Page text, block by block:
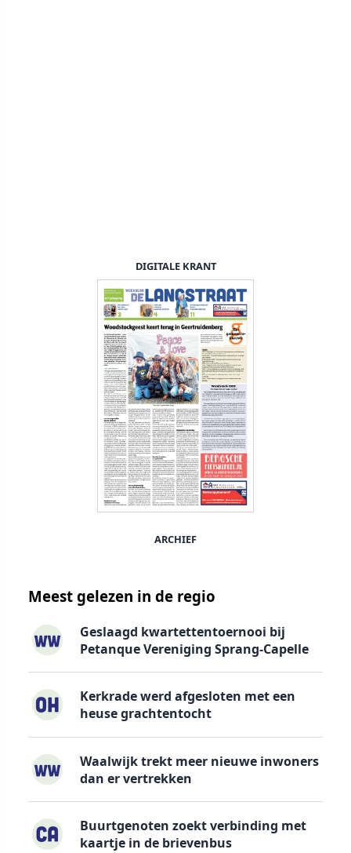
DIGITALE KRANT
ARCHIEF
Meest gelezen in de regio
Geslaagd kwartettentoernooi bij
Petanque Vereniging Sprang-Capelle
Kerkrade werd afgesloten met een
heuse grachtentocht
Waalwijk trekt meer nieuwe inwoners
dan er vertrekken
Buurtgenoten zoekt verbinding met
kaartje in de brievenbus